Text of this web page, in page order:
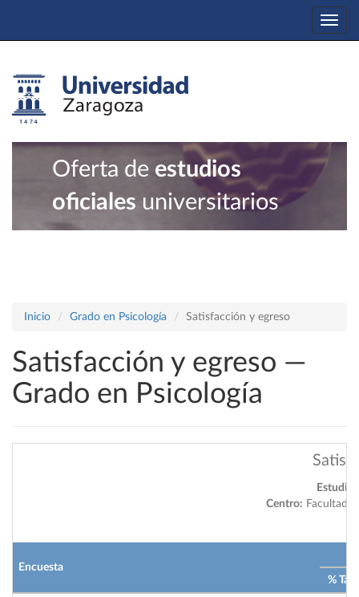
Oferta de estudios
oficiales universitarios
Inicio Grado en Psicología Satisfacción y egreso
Satisfacción y egreso —
Grado en Psicología
Estudio:
Centro: Facultad
Encuesta
% Tasa